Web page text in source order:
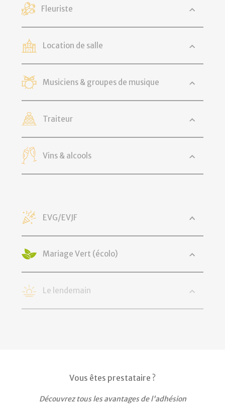
Fleuriste
Location de salle
Musiciens & groupes de musique
Traiteur
Vins & alcools
EVG/EVJF
Mariage Vert (écolo)
Le lendemain
Vous êtes prestataire ?
Découvrez tous les avantages de l'adhésion